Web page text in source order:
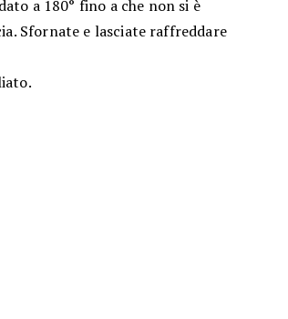
a 180° fino a che non si è
Sfornate e lasciate raffreddare